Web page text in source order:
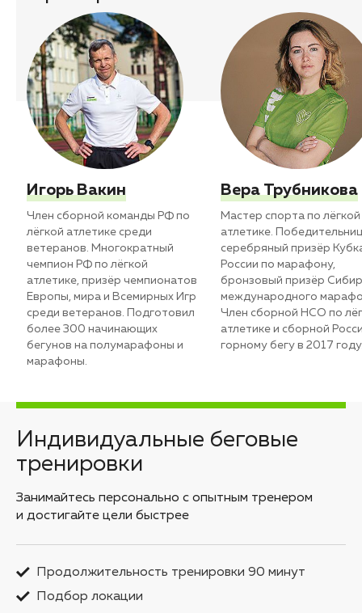
Игорь Вакин
Член сборной команды РФ по
лёгкой атлетике среди
ветеранов. Многократный
чемпион РФ по лёгкой
атлетике, призёр чемпионатов
Европы, мира и Всемирных Игр
среди ветеранов. Подготовил
более 300 начинающих
бегунов на полумарафоны и
марафоны.
Вера Трубникова
Мастер спорта по лёгкой
атлетике.
серебряный призёр
России по марафону,
бронзовый призёр
международного
Член сборной НСО по
атлетике и сборной
горному бегу в 2017
Индивидуальные беговые
тренировки
Занимайтесь персонально с опытным тренером
и достигайте цели быстрее
Продолжительность тренировки 90 минут
Подбор локации